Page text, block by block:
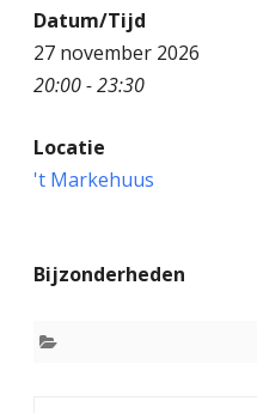
o
r
Datum/Tijd
27 november 2026
20:00 - 23:30
Locatie
't Markehuus
Bijzonderheden